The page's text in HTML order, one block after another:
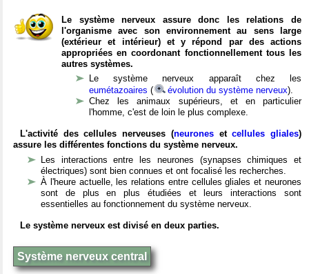
Le système nerveux assure donc les relations de
l'organisme avec son environnement au sens large
(extérieur et intérieur) et y répond par des actions
appropriées en coordonant fonctionnellement tous les
autres systèmes.
Le système nerveux apparaît chez les
eumétazoaires ( évolution du système nerveux).
Chez les animaux supérieurs, et en particulier
l'homme, c'est de loin le plus complexe.
L'activité des cellules nerveuses (neuronesetcellules gliales)
assure les différentes fonctions du système nerveux.
Les interactions entre les neurones (synapses chimiques et
électriques) sont bien connues et ont focalisé les recherches.
À l'heure actuelle, les relations entre cellules gliales et neurones
sont de plus en plus étudiées et leurs interactions sont
essentielles au fonctionnement du système nerveux.
Le système nerveux est divisé en deux parties.
Système nerveux central